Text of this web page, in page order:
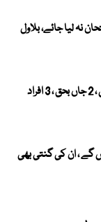
نہ لیا جائے، بلاول
ڈیرہ غازی خان میں گھر کی چھت گر گئی ، 2 جاں بحق ، 3 افراد
گے ، ان کی گنتی بھی